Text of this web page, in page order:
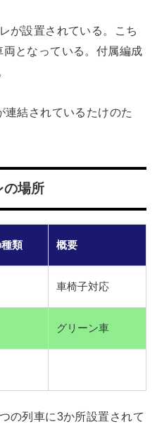
が設置されている。こち
となっている。付属編成
結されているたけのた
の場所
種類 概要
車椅子対応
グリーン車
の列車に3か所設置されて